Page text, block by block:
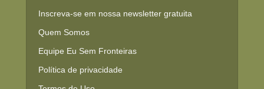
Inscreva-se em nossa newsletter gratuita
Quem Somos
Equipe Eu Sem Fronteiras
Política de privacidade